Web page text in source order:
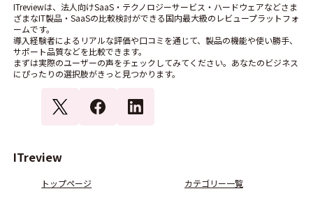
ITreviewは、法人向けSaaS・テクノロジーサービス・ハードウェアなどさま
ざまなIT製品・SaaSの比較検討ができる国内最大級のレビュープラットフォ
ームです。
導入経験者によるリアルな評価や口コミを通じて、製品の機能や使い勝手、
サポート品質などを比較できます。
まずは実際のユーザーの声をチェックしてみてください。あなたのビジネス
にぴったりの選択肢がきっと見つかります。
ITreview
トップページ
カテゴリー一覧